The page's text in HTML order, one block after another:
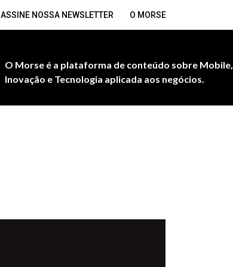
ASSINE NOSSA NEWSLETTER O MORSE
O Morse é a plataforma de conteúdo sobre Mobile,
Inovação e Tecnologia aplicada aos negócios.